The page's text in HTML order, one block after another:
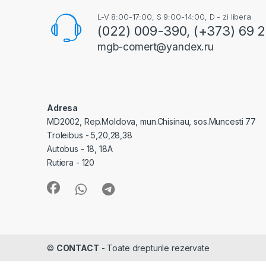
L-V 8:00-17:00, S 9:00-14:00, D - zi libera
(022) 009-390, (+373) 69
mgb-comert@yandex.ru
Adresa
MD2002, Rep.Moldova, mun.Chisinau, sos.Muncesti 77
Troleibus - 5,20,28,38
Autobus - 18, 18A
Rutiera - 120
© CONTACT - Toate drepturile rezervate